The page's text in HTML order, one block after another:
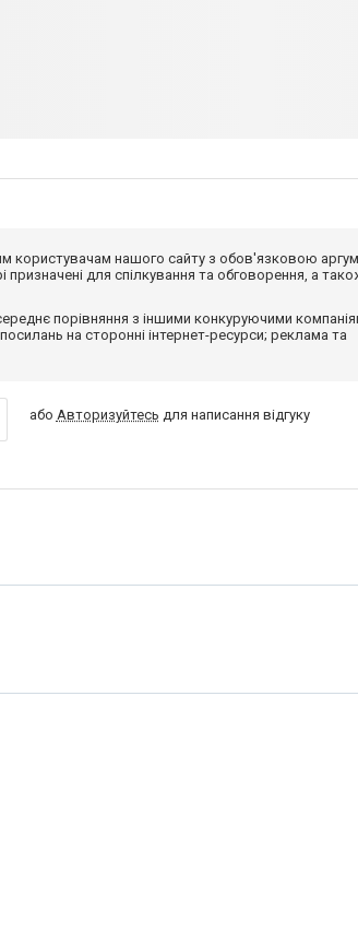
користувачам нашого сайту з обов'язковою
для спілкування та обговорення, а
порівняння з іншими конкуруючими
на сторонні інтернет-ресурси; реклама та
або Авторизуйтесь для написання відгуку